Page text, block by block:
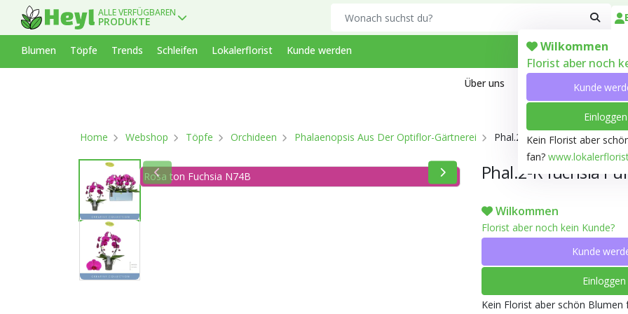
ALLE VERFÜGBAREN
PRODUKTE
Wilkommen
Florist aber noch
Kunde
Einloggen
Kein Florist aber
fan?
Blumen Töpfe Trends Schleifen Lokalerflorist Kunde werden
Über uns Arbeiten bei
Home Webshop Töpfe Orchideen Phalaenopsis Aus Der Optiflor-Gärtnerei Phal.2-R fuchsia Purple Mirror
Rosa ton Fuchsia N74B Phal.2-R fuchsia
Wilkommen
Florist aber noch kein Kunde?
Kunde
Einloggen
Kein Florist aber schön Blumen